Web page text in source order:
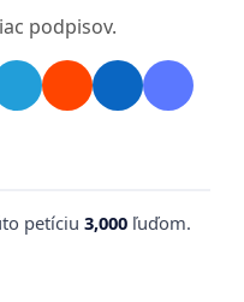
podpisov.
petíciu 3,000 ľuďom.